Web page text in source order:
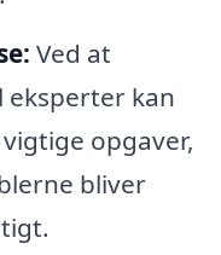
Ved at
eksperter kan
opgaver,
bliver